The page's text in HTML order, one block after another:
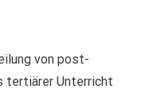
von post-
tertiärer Unterricht